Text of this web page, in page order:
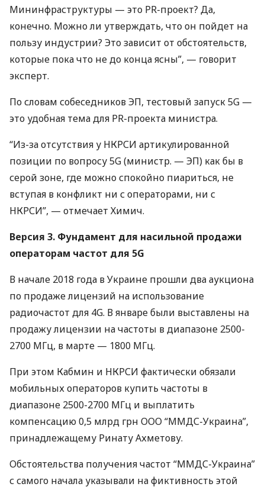
Мининфраструктуры — это PR-проект? Да,
конечно. Можно ли утверждать, что он пойдет на
пользу индустрии? Это зависит от обстоятельств,
которые пока что не до конца ясны”, — говорит
эксперт.
По словам собеседников ЭП, тестовый запуск 5G —
это удобная тема для PR-проекта министра.
“Из-за отсутствия у НКРСИ артикулированной
позиции по вопросу 5G (министр. — ЭП) как бы в
серой зоне, где можно спокойно пиариться, не
вступая в конфликт ни с операторами, ни с
НКРСИ”, — отмечает Химич.
Версия 3. Фундамент для насильной продажи
операторам частот для 5G
В начале 2018 года в Украине прошли два аукциона
по продаже лицензий на использование
радиочастот для 4G. В январе были выставлены на
продажу лицензии на частоты в диапазоне 2500-
2700 МГц, в марте — 1800 МГц.
При этом Кабмин и НКРСИ фактически обязали
мобильных операторов купить частоты в
диапазоне 2500-2700 МГц и выплатить
компенсацию 0,5 млрд грн ООО “ММДС-Украина”,
принадлежащему Ринату Ахметову.
Обстоятельства получения частот “ММДС-Украина”
с самого начала указывали на фиктивность этой